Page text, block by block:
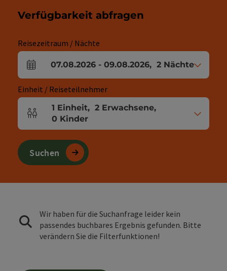
Verfügbarkeit abfragen
Reisezeitraum / Nächte
An- und Abreisefelder
07.08.2026 - 09.08.2026, 2 Nächte
Einheit / Reiseteilnehmer
Einheitenanzahl und Personenfelder
1 Einheit, 2 Erwachsene,
0 Kinder
Suchen
Wir haben für die Suchanfrage leider kein
passendes buchbares Ergebnis gefunden. Bitte
verändern Sie die Filterfunktionen!